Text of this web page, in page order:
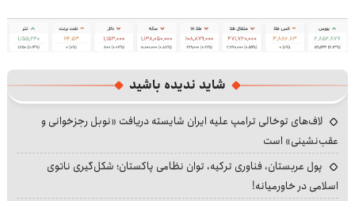
شاید ندیده باشید
لاف‌های توخالی ترامپ علیه ایران شایسته دریافت «نوبل رجزخوانی و
عقب‌نشینی» است
پول عربستان، فناوری ترکیه، توان نظامی پاکستان؛ شکل‌گیری ناتوی
اسلامی در خاورمیانه!